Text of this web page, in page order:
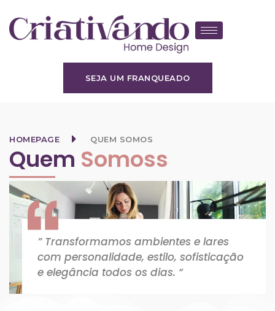
SEJA UM FRANQUEADO
HOMEPAGE QUEM SOMOS
Quem Somoss
” Transformamos ambientes e lares
com personalidade, estilo, sofisticação
e elegância todos os dias. “